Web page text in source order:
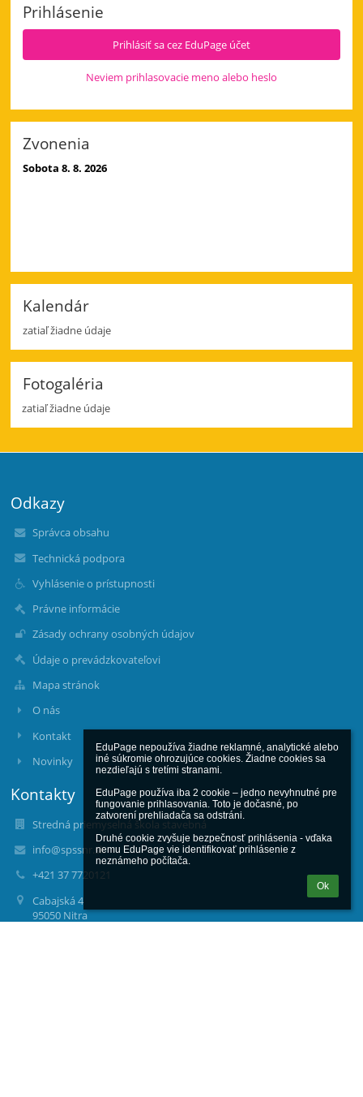
EduPage nepoužíva žiadne reklamné, analytické alebo
iné súkromie ohrozujúce cookies. Žiadne cookies sa
nezdieľajú s tretími stranami.
EduPage používa iba 2 cookie – jedno nevyhnutné pre
fungovanie prihlasovania. Toto je dočasné, po
zatvorení prehliadača sa odstráni.
Druhé cookie zvyšuje bezpečnosť prihlásenia - vďaka
nemu EduPage vie identifikovať prihlásenie z
neznámeho počítača.
Ok
a
4.
Prihlásenie
Prihlásiť sa cez EduPage účet
Neviem prihlasovacie meno alebo heslo
Zvonenia
Sobota 8. 8. 2026
Kalendár
zatiaľ žiadne údaje
Fotogaléria
zatiaľ žiadne údaje
Odkazy
Správca obsahu
Technická podpora
Vyhlásenie o prístupnosti
Právne informácie
Zásady ochrany osobných údajov
Údaje o prevádzkovateľovi
Mapa stránok
O nás
Kontakt
Novinky
Kontakty
Stredná priemyselná škola stavebná
info@spssnr.sk
+421 37 7720121
Cabajská 4
95050 Nitra